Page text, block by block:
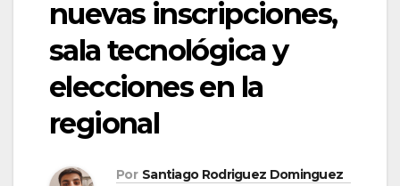
nuevas inscripciones,
sala tecnológica y
elecciones en la
regional
Por Santiago Rodriguez Dominguez